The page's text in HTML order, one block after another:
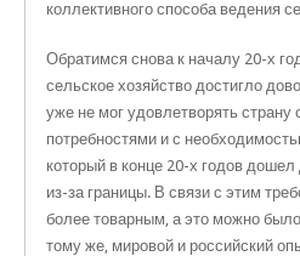
коллективного способа ведения
Обратимся снова к началу 20-х
сельское хозяйство достигло
уже не мог удовлетворять
потребностями и с
который в конце 20-х годов
из-за границы. В связи с этим
более товарным, а это можно
тому же, мировой и российский